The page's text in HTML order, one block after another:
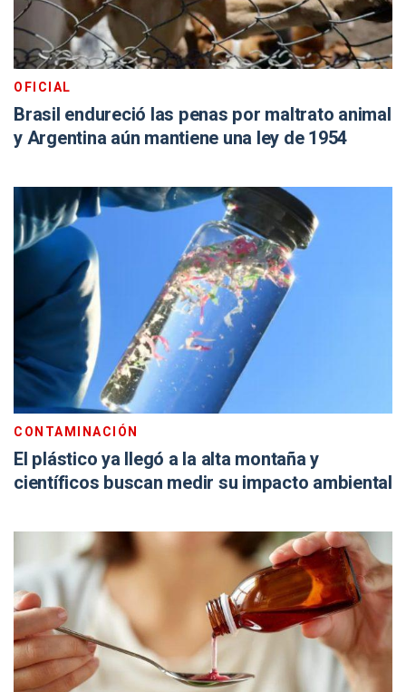
OFICIAL
Brasil endureció las penas por maltrato animal
y Argentina aún mantiene una ley de 1954
CONTAMINACIÓN
El plástico ya llegó a la alta montaña y
científicos buscan medir su impacto ambiental